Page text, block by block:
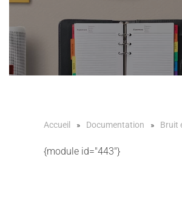
Accueil Documentation Bruit
{module id="443"}